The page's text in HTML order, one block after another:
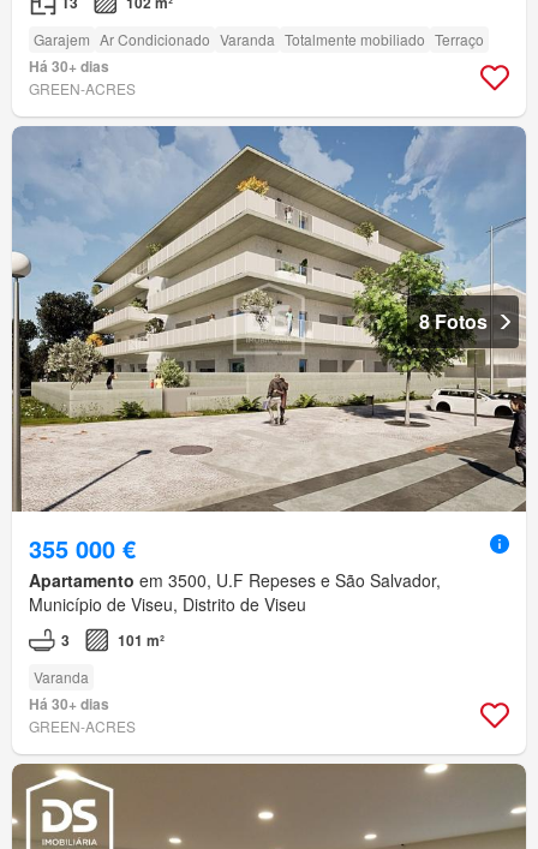
Garajem Ar Condicionado Varanda Totalmente mobiliado Terraço
Há 30+ dias
GREEN-ACRES
8 Fotos
355 000 €
Apartamento em 3500, U.F Repeses e São Salvador,
Município de Viseu, Distrito de Viseu
3 101 m²
Varanda
Há 30+ dias
GREEN-ACRES